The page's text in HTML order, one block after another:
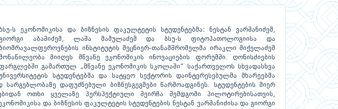
ს ეკონომიკისა და ბიზნესის ფაკულტეტის სტუდენტებმა: ნესტან ვარშანიძემ,
აბაშიძემ, ლაშა მამულაძემ და ბსუ-ს ფიტოპათოლოგიისა და
ინსტიტუტის მეცნიერ-თანამშრომელმა ირაკლი მიქელაძემ
მიიღეს მწვანე ეკონომიკის ინოვაციების ფორუმში. ღონისძიების
გამართულ „მწვანე ეკონომიკის სკოლაში“ საქართველოს სხვადასხვა
სტუდენტებმა და სატყეო სექტორის დაინტერესებულმა მხარეებმა
დაფუძნებული ბიზნესგეგმები წარმოადგინეს. სტუდენტების მიერ
ოთხი ყველაზე პერსპექტიული შეირჩა შემდგომი პილოტირებისათვის,
და ბიზნესის ფაკულტეტის სტუდენტების ნესტან ვარშანიძისა და გიორგი